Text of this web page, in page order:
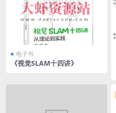
电子书
《视觉SLAM十四讲》